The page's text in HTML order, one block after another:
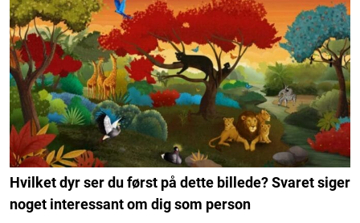
Hvilket dyr ser du først på dette billede? Svaret siger
noget interessant om dig som person